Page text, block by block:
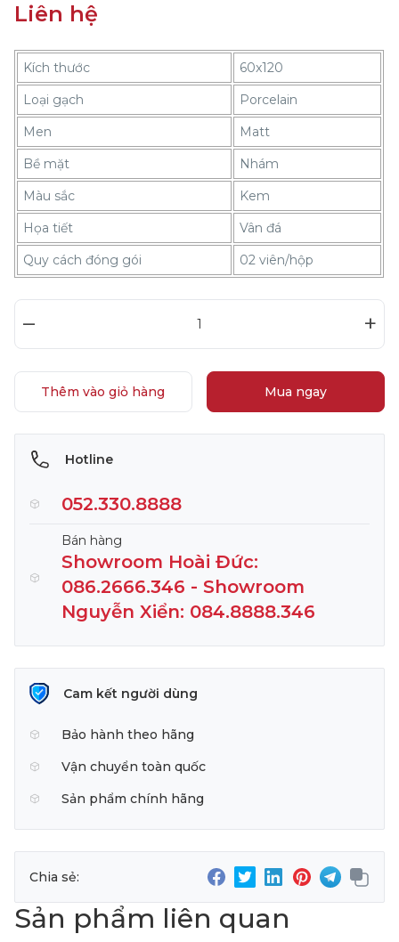
Liên hệ
Kích thước
60x120
Loại gạch
Porcelain
Men
Matt
Bề mặt
Nhám
Màu sắc
Kem
Họa tiết
Vân đá
Quy cách đóng gói
02 viên/hộp
– +
Thêm vào giỏ hàng Mua ngay
Hotline
052.330.8888
Bán hàng
Showroom Hoài Đức:
086.2666.346 - Showroom
Nguyễn Xiển: 084.8888.346
Cam kết người dùng
Bảo hành theo hãng
Vận chuyển toàn quốc
Sản phẩm chính hãng
Chia sẻ:
Sản phẩm liên quan